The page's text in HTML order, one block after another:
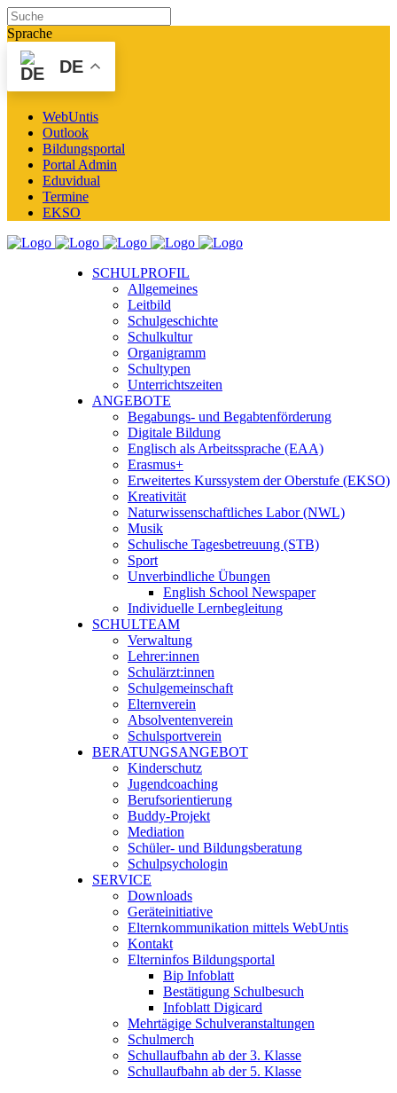
Sprache
DE
WebUntis
Outlook
Bildungsportal
Portal Admin
Eduvidual
Termine
EKSO
SCHULPROFIL
Allgemeines
Leitbild
Schulgeschichte
Schulkultur
Organigramm
Schultypen
Unterrichtszeiten
ANGEBOTE
Begabungs- und Begabtenförderung
Digitale Bildung
Englisch als Arbeitssprache (EAA)
Erasmus+
Erweitertes Kurssystem der Oberstufe (EKSO)
Kreativität
Naturwissenschaftliches Labor (NWL)
Musik
Schulische Tagesbetreuung (STB)
Sport
Unverbindliche Übungen
English School Newspaper
Individuelle Lernbegleitung
SCHULTEAM
Verwaltung
Lehrer:innen
Schulärzt:innen
Schulgemeinschaft
Elternverein
Absolventenverein
Schulsportverein
BERATUNGSANGEBOT
Kinderschutz
Jugendcoaching
Berufsorientierung
Buddy-Projekt
Mediation
Schüler- und Bildungsberatung
Schulpsychologin
SERVICE
Downloads
Geräteinitiative
Elternkommunikation mittels WebUntis
Kontakt
Elterninfos Bildungsportal
Bip Infoblatt
Bestätigung Schulbesuch
Infoblatt Digicard
Mehrtägige Schulveranstaltungen
Schulmerch
Schullaufbahn ab der 3. Klasse
Schullaufbahn ab der 5. Klasse